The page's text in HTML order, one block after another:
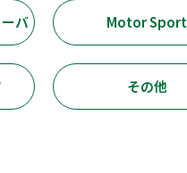
バ Motor Sport
その他